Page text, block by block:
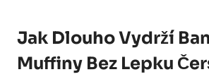
Jak Dlouho Vydrží
Muffiny Bez Lepku